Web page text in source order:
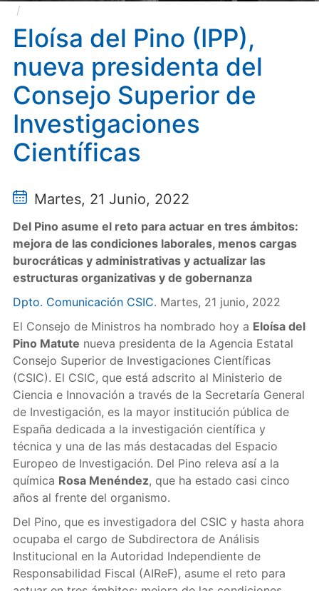
Superior de Investigaciones Científicas
Eloísa del Pino (IPP),
nueva presidenta del
Consejo Superior de
Investigaciones
Científicas
Martes, 21 Junio, 2022
Del Pino asume el reto para actuar en tres ámbitos:
mejora de las condiciones laborales, menos cargas
burocráticas y administrativas y actualizar las
estructuras organizativas y de gobernanza
Dpto. Comunicación CSIC. Martes, 21 junio, 2022
El Consejo de Ministros ha nombrado hoy a Eloísa del
Pino Matute nueva presidenta de la Agencia Estatal
Consejo Superior de Investigaciones Científicas
(CSIC). El CSIC, que está adscrito al Ministerio de
Ciencia e Innovación a través de la Secretaría General
de Investigación, es la mayor institución pública de
España dedicada a la investigación científica y
técnica y una de las más destacadas del Espacio
Europeo de Investigación. Del Pino releva así a la
química Rosa Menéndez, que ha estado casi cinco
años al frente del organismo.
Del Pino, que es investigadora del CSIC y hasta ahora
ocupaba el cargo de Subdirectora de Análisis
Institucional en la Autoridad Independiente de
Responsabilidad Fiscal (AIReF), asume el reto para